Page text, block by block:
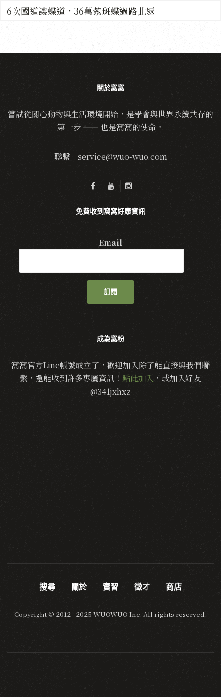
6次國道讓蝶道，36萬紫斑蝶過路北返
關於窩窩
嘗試從關心動物與生活環境開始，是學會與世界永續共存的
第一步 —— 也是窩窩的使命。
聯繫：service@wuo-wuo.com
免費收到窩窩好康資訊
Email
訂閱
成為窩粉
窩窩官方Line帳號成立了，歡迎加入除了能直接與我們聯
繫，還能收到許多專屬資訊！ 點此加入 ，或加入好友
@341jxhxz
搜尋 關於 實習 徵才 商店
Copyright © 2012 - 2025 WUOWUO Inc. All rights reserved.